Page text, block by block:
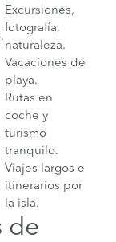
Excursiones,
fotografía,
naturaleza.
Vacaciones de
playa.
Rutas en
coche y
turismo
tranquilo.
Viajes largos e
itinerarios por
la isla.
de